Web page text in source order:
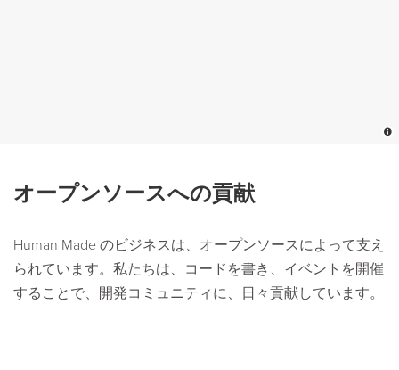
team.オープンソースへの貢献
Human Made のビジネスは、オープンソースによって支え
られています。私たちは、コードを書き、イベントを開催
することで、開発コミュニティに、日々貢献しています。